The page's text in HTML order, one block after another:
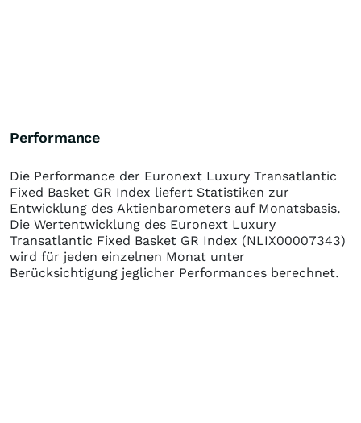
Performance
Die Performance der Euronext Luxury Transatlantic
Fixed Basket GR Index liefert Statistiken zur
Entwicklung des Aktienbarometers auf Monatsbasis.
Die Wertentwicklung des Euronext Luxury
Transatlantic Fixed Basket GR Index (NLIX00007343)
wird für jeden einzelnen Monat unter
Berücksichtigung jeglicher Performances berechnet.